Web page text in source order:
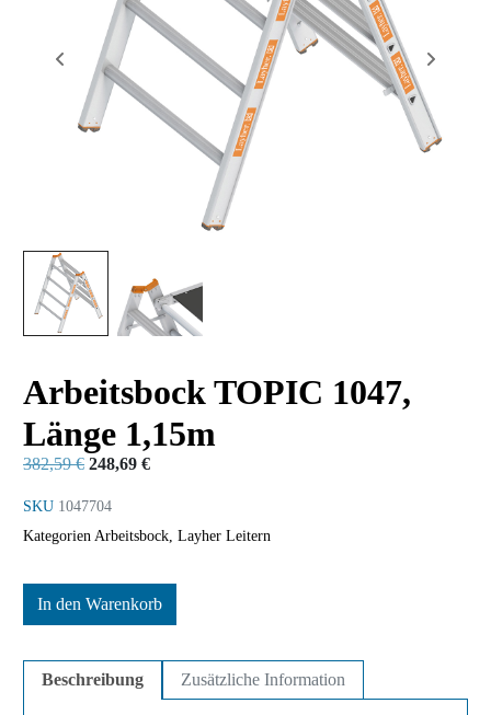
Arbeitsbock TOPIC 1047,
Länge 1,15m
382,59€ 248,69 €
SKU 1047704
Kategorien Arbeitsbock Layher Leitern
In den Warenkorb
Beschreibung Zusätzliche Information